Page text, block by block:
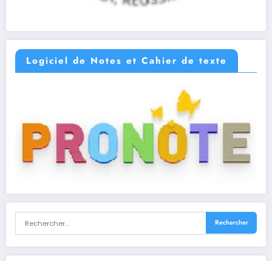
Logiciel de Notes et Cahier de texte